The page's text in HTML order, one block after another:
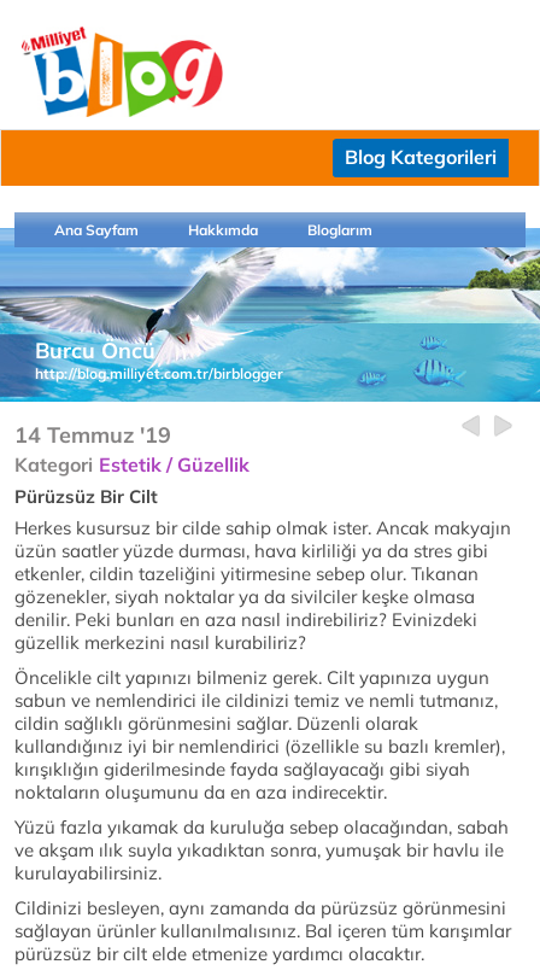
Blog Kategorileri
Ana Sayfam Hakkımda Bloglarım
Burcu Öncü
http://blog.milliyet.com.tr/birblogger
14 Temmuz '19
Kategori Estetik / Güzellik
Pürüzsüz Bir Cilt
Herkes kusursuz bir cilde sahip olmak ister. Ancak makyajın
üzün saatler yüzde durması, hava kirliliği ya da stres gibi
etkenler, cildin tazeliğini yitirmesine sebep olur. Tıkanan
gözenekler, siyah noktalar ya da sivilciler keşke olmasa
denilir. Peki bunları en aza nasıl indirebiliriz? Evinizdeki
güzellik merkezini nasıl kurabiliriz?
Öncelikle cilt yapınızı bilmeniz gerek. Cilt yapınıza uygun
sabun ve nemlendirici ile cildinizi temiz ve nemli tutmanız,
cildin sağlıklı görünmesini sağlar. Düzenli olarak
kullandığınız iyi bir nemlendirici (özellikle su bazlı kremler),
kırışıklığın giderilmesinde fayda sağlayacağı gibi siyah
noktaların oluşumunu da en aza indirecektir.
Yüzü fazla yıkamak da kuruluğa sebep olacağından, sabah
ve akşam ılık suyla yıkadıktan sonra, yumuşak bir havlu ile
kurulayabilirsiniz.
Cildinizi besleyen, aynı zamanda da pürüzsüz görünmesini
sağlayan ürünler kullanılmalısınız. Bal içeren tüm karışımlar
pürüzsüz bir cilt elde etmenize yardımcı olacaktır.